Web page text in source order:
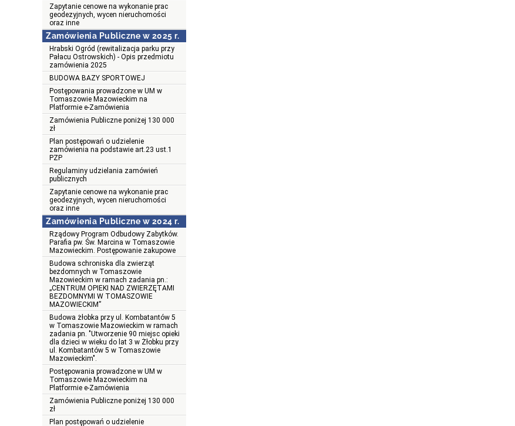
Zapytanie cenowe na wykonanie prac
geodezyjnych, wycen nieruchomości
oraz inne
Zamówienia Publiczne w 2025 r.
Hrabski Ogród (rewitalizacja parku przy
Pałacu Ostrowskich) - Opis przedmiotu
zamówienia 2025
BUDOWA BAZY SPORTOWEJ
Postępowania prowadzone w UM w
Tomaszowie Mazowieckim na
Platformie e-Zamówienia
Zamówienia Publiczne poniżej 130 000
zł
Plan postępowań o udzielenie
zamówienia na podstawie art.23 ust.1
PZP
Regulaminy udzielania zamówień
publicznych
Zapytanie cenowe na wykonanie prac
geodezyjnych, wycen nieruchomości
oraz inne
Zamówienia Publiczne w 2024 r.
Rządowy Program Odbudowy Zabytków.
Parafia pw. Św. Marcina w Tomaszowie
Mazowieckim. Postępowanie zakupowe
Budowa schroniska dla zwierząt
bezdomnych w Tomaszowie
Mazowieckim w ramach zadania pn.:
„CENTRUM OPIEKI NAD ZWIERZĘTAMI
BEZDOMNYMI W TOMASZOWIE
MAZOWIECKIM”
Budowa żłobka przy ul. Kombatantów 5
w Tomaszowie Mazowieckim w ramach
zadania pn. "Utworzenie 90 miejsc opieki
dla dzieci w wieku do lat 3 w Żłobku przy
ul. Kombatantów 5 w Tomaszowie
Mazowieckim".
Postępowania prowadzone w UM w
Tomaszowie Mazowieckim na
Platformie e-Zamówienia
Zamówienia Publiczne poniżej 130 000
zł
Plan postępowań o udzielenie